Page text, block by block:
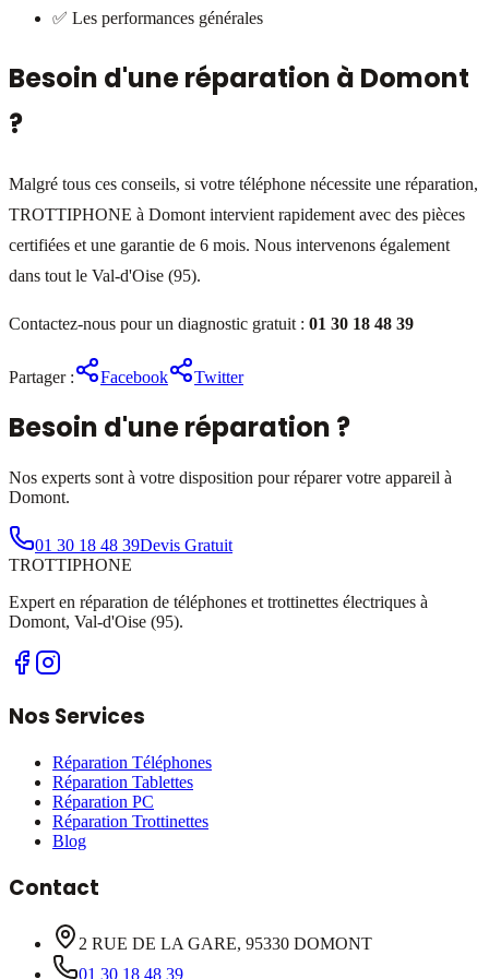
✅ Les performances générales
Besoin d'une réparation à Domont
?
Malgré tous ces conseils, si votre téléphone nécessite une réparation,
TROTTIPHONE à Domont intervient rapidement avec des pièces
certifiées et une garantie de 6 mois. Nous intervenons également
dans tout le Val-d'Oise (95).
Contactez-nous pour un diagnostic gratuit : 01 30 18 48 39
Partager : Facebook Twitter
Besoin d'une réparation ?
Nos experts sont à votre disposition pour réparer votre appareil à
Domont.
01 30 18 48 39Devis Gratuit
TROTTIPHONE
Expert en réparation de téléphones et trottinettes électriques à
Domont, Val-d'Oise (95).
Nos Services
Réparation Téléphones
Réparation Tablettes
Réparation PC
Réparation Trottinettes
Blog
Contact
2 RUE DE LA GARE, 95330 DOMONT
01 30 18 48 39